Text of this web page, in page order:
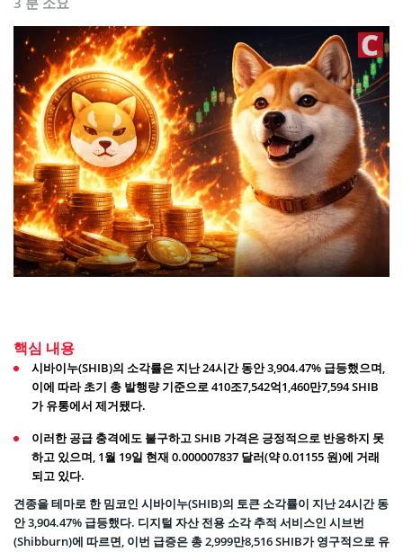
핵심 내용
시바이누(SHIB)의 소각률은 지난 24시간 동안 3,904.47% 급등했으며,
이에 따라 초기 총 발행량 기준으로 410조7,542억1,460만7,594 SHIB
가 유통에서 제거됐다.
이러한 공급 충격에도 불구하고 SHIB 가격은 긍정적으로 반응하지 못
하고 있으며, 1월 19일 현재 0.000007837 달러(약 0.01155 원)에 거래
되고 있다.
견종을 테마로 한 밈코인 시바이누(SHIB)의 토큰 소각률이 지난 24시간 동
안 3,904.47% 급등했다. 디지털 자산 전용 소각 추적 서비스인 시브번
(Shibburn)에 따르면, 이번 급증은 총 2,999만8,516 SHIB가 영구적으로 유